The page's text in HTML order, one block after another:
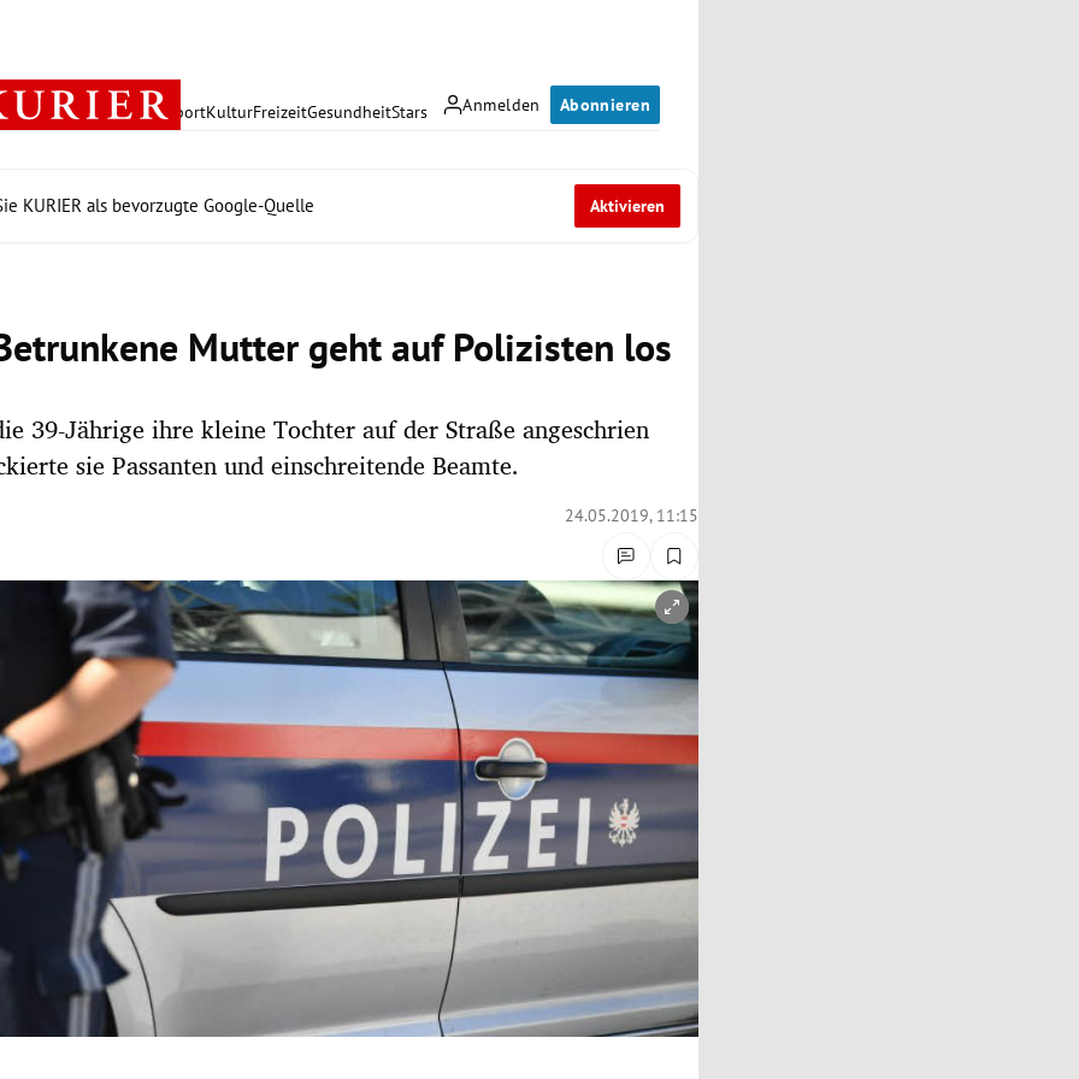
Anmelden Abonnieren
PolitikWirtschaft SportKulturFreizeitGesundheitStars
KURIER als bevorzugte Google-Quelle Aktivieren
Mutter geht auf Polizisten los
39-Jährige ihre kleine Tochter auf der Straße angeschrien
sie Passanten und einschreitende Beamte.
24.05.2019, 11:15
öffnen/schließen